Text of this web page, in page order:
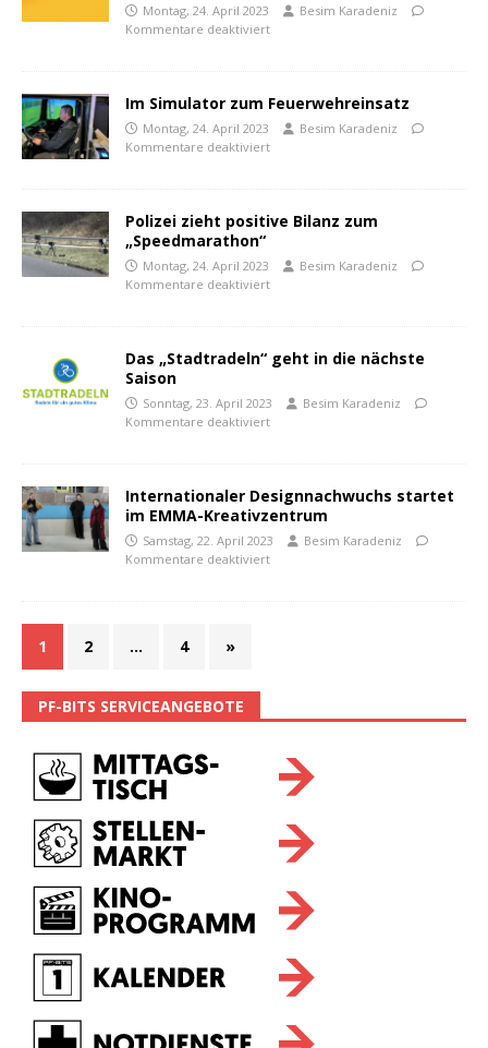
Montag, 24. April 2023
Besim Karadeniz
Kommentare deaktiviert
Im Simulator zum Feuerwehreinsatz
Montag, 24. April 2023
Besim Karadeniz
Kommentare deaktiviert
Polizei zieht positive Bilanz zum
„Speedmarathon“
Montag, 24. April 2023
Besim Karadeniz
Kommentare deaktiviert
Das „Stadtradeln“ geht in die nächste
Saison
Sonntag, 23. April 2023
Besim Karadeniz
Kommentare deaktiviert
Internationaler Designnachwuchs startet
im EMMA-Kreativzentrum
Samstag, 22. April 2023
Besim Karadeniz
Kommentare deaktiviert
1 2 … 4 »
PF-BITS SERVICEANGEBOTE